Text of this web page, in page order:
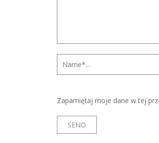
Zapamiętaj moje dane w tej